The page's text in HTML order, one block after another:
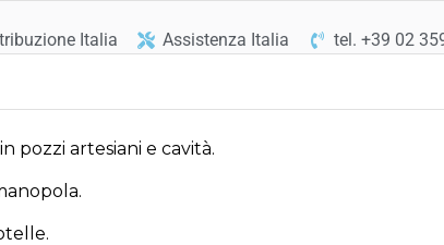
Italia Assistenza Italia
tel. +39 02
pozzi artesiani e cavità.